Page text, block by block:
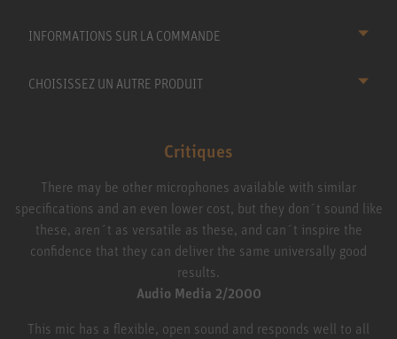
INFORMATIONS SUR LA COMMANDE
CHOISISSEZ UN AUTRE PRODUIT
Critiques
There may be other microphones available with similar
specifications and an even lower cost, but they don´t sound like
these, aren´t as versatile as these, and can´t inspire the
confidence that they can deliver the same universally good
results.
Audio Media 2/2000
This mic has a flexible, open sound and responds well to all